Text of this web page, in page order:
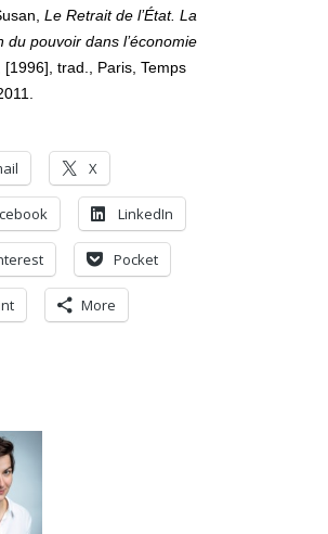
Le Retrait de l’État. La
du pouvoir dans l’économie
, [1996], trad., Paris, Temps
X
LinkedIn
Pocket
More